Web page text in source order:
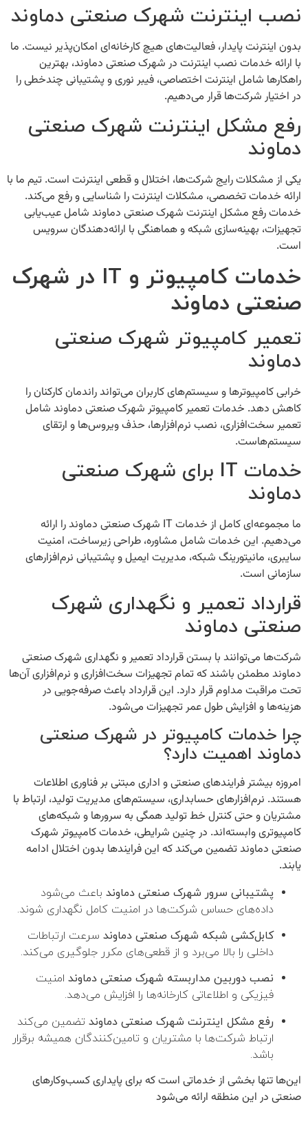
نصب اینترنت شهرک صنعتی دماوند
بدون اینترنت پایدار، فعالیت‌های هیچ کارخانه‌ای امکان‌پذیر نیست. ما
با ارائه خدمات نصب اینترنت در شهرک صنعتی دماوند، بهترین
راهکارها شامل اینترنت اختصاصی، فیبر نوری و پشتیبانی چندخطی را
در اختیار شرکت‌ها قرار می‌دهیم.
رفع مشکل اینترنت شهرک صنعتی
دماوند
یکی از مشکلات رایج شرکت‌ها، اختلال و قطعی اینترنت است. تیم ما با
ارائه خدمات تخصصی، مشکلات اینترنت را شناسایی و رفع می‌کند.
خدماترفع مشکل اینترنت شهرک صنعتی دماوند شامل عیب‌یابی
تجهیزات، بهینه‌سازی شبکه و هماهنگی با ارائه‌دهندگان سرویس
است.
خدمات کامپیوتر و IT در شهرک
صنعتی دماوند
تعمیر کامپیوتر شهرک صنعتی
دماوند
خرابی کامپیوترها و سیستم‌های کاربران می‌تواند راندمان کارکنان را
کاهش دهد. خدماتتعمیر کامپیوتر شهرک صنعتی دماوند شامل
تعمیر سخت‌افزاری، نصب نرم‌افزارها، حذف ویروس‌ها و ارتقای
سیستم‌هاست.
خدمات IT برای شهرک صنعتی
دماوند
ما مجموعه‌ای کامل از خدمات IT شهرک صنعتی دماوند
را ارائه
می‌دهیم. این خدمات شامل مشاوره، طراحی زیرساخت، امنیت
سایبری، مانیتورینگ شبکه، مدیریت ایمیل و پشتیبانی نرم‌افزارهای
سازمانی است.
قرارداد تعمیر و نگهداری شهرک
صنعتی دماوند
شرکت‌ها می‌توانند با بستنقرارداد تعمیر و نگهداری شهرک صنعتی
دماوند مطمئن باشند که تمام تجهیزات سخت‌افزاری و نرم‌افزاری آن‌ها
تحت مراقبت مداوم قرار دارد. این قرارداد باعث صرفه‌جویی در
هزینه‌ها و افزایش طول عمر تجهیزات می‌شود.
چرا خدمات کامپیوتر در شهرک صنعتی
دماوند اهمیت دارد؟
امروزه بیشتر فرایندهای صنعتی و اداری مبتنی بر فناوری اطلاعات
هستند. نرم‌افزارهای حسابداری، سیستم‌های مدیریت تولید، ارتباط با
مشتریان و حتی کنترل خط تولید همگی به سرورها و شبکه‌های
کامپیوتری وابسته‌اند. در چنین شرایطی، خدمات کامپیوتر شهرک
صنعتی دماوندتضمین می‌کند که این فرایندها بدون اختلال ادامه
یابند.
پشتیبانی سرور شهرک صنعتی دماوند باعث می‌شود
داده‌های حساس شرکت‌ها در امنیت کامل نگهداری شوند.
کابل‌کشی شبکه شهرک صنعتی دماوند سرعت ارتباطات
داخلی را بالا می‌برد و از قطعی‌های مکرر جلوگیری می‌کند.
نصب دوربین مداربسته شهرک صنعتی دماوند امنیت
فیزیکی و اطلاعاتی کارخانه‌ها را افزایش می‌دهد.
رفع مشکل اینترنت شهرک صنعتی دماوند تضمین می‌کند
ارتباط شرکت‌ها با مشتریان و تامین‌کنندگان همیشه برقرار
باشد.
این‌ها تنها بخشی از خدماتی است که برای پایداری کسب‌وکارهای
صنعتی در این منطقه ارائه می‌شود